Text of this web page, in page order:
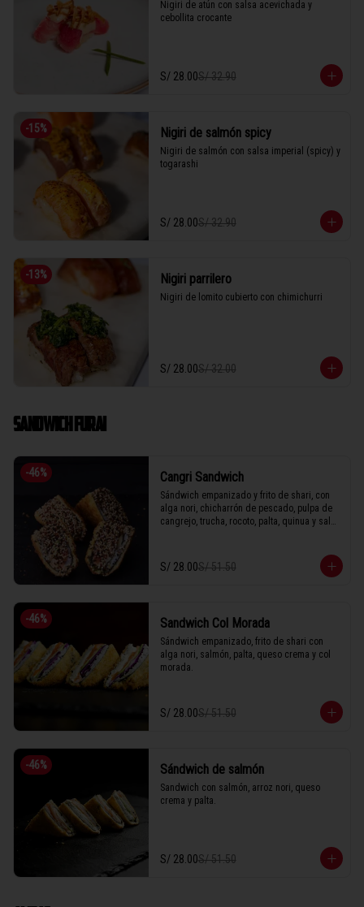
Nigiri de atún con salsa acevichada y
cebollita crocante
S/ 28.00S/ 32.90
-15% Nigiri de salmón spicy
Nigiri de salmón con salsa imperial (spicy) y
togarashi
S/ 28.00S/ 32.90
-13% Nigiri parrilero
Nigiri de lomito cubierto con chimichurri
S/ 28.00S/ 32.00
SANDWICH FURAI
-46% Cangri Sandwich
Sándwich empanizado y frito de shari, con
alga nori, chicharrón de pescado, pulpa de
cangrejo, trucha, rocoto, palta, quinua y salsa
S/ 28.00S/ 51.50
-46% Sandwich Col Morada
Sándwich empanizado, frito de shari con
alga nori, salmón, palta, queso crema y col
morada.
S/ 28.00S/ 51.50
-46% Sándwich de salmón
Sandwich con salmón, arroz nori, queso
crema y palta.
S/ 28.00S/ 51.50